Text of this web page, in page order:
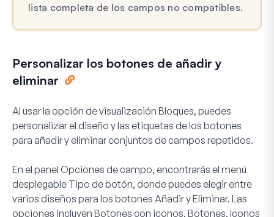
lista completa de los campos no compatibles.
Personalizar los botones de añadir y
eliminar
Al usar la opción de visualización Bloques, puedes
personalizar el diseño y las etiquetas de los botones
para añadir y eliminar conjuntos de campos repetidos.
En el panel Opciones de campo, encontrarás el menú
desplegable Tipo de botón, donde puedes elegir entre
varios diseños para los botones Añadir y Eliminar. Las
opciones incluyen Botones con iconos, Botones, Iconos